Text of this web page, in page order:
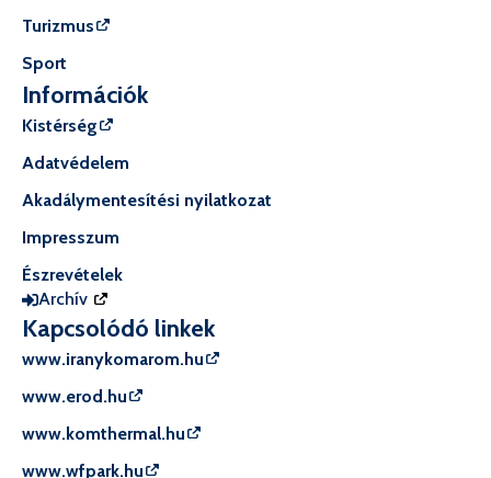
Turizmus
Sport
Információk
Kistérség
Adatvédelem
Akadálymentesítési nyilatkozat
Impresszum
Észrevételek
Archív
Kapcsolódó linkek
www.iranykomarom.hu
www.erod.hu
www.komthermal.hu
www.wfpark.hu